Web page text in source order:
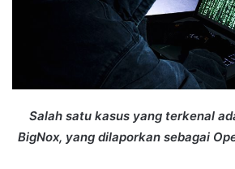
Salah satu kasus yang terkenal
BigNox, yang dilaporkan sebagai